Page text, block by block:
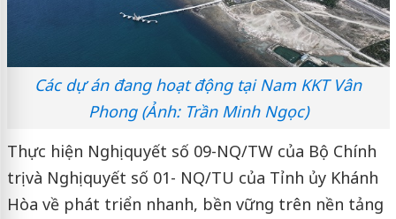
Các dự án đang hoạt động tại Nam KKT Vân
Phong (Ảnh: Trần Minh Ngọc)
Thực hiện Nghị quyết số 09-NQ/TW của Bộ Chính
trị và Nghị quyết số 01- NQ/TU của Tỉnh ủy Khánh
Hòa về phát triển nhanh, bền vững trên nền tảng